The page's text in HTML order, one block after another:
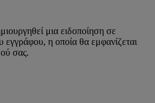
μια ειδοποίηση σε
εγγράφου, η οποία θα εμφανίζεται
σας.